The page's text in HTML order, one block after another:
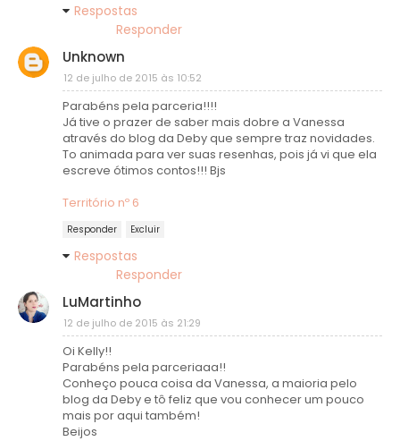
Respostas
Responder
Unknown
12 de julho de 2015 às 10:52
Parabéns pela parceria!!!!
Já tive o prazer de saber mais dobre a Vanessa
através do blog da Deby que sempre traz novidades.
To animada para ver suas resenhas, pois já vi que ela
escreve ótimos contos!!! Bjs
Território nº 6
Responder Excluir
Respostas
Responder
LuMartinho
12 de julho de 2015 às 21:29
Oi Kelly!!
Parabéns pela parceriaaa!!
Conheço pouca coisa da Vanessa, a maioria pelo
blog da Deby e tô feliz que vou conhecer um pouco
mais por aqui também!
Beijos